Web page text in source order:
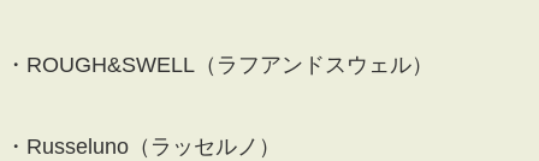
・ROUGH&SWELL（ラフアンドスウェル）
・Russeluno（ラッセルノ）